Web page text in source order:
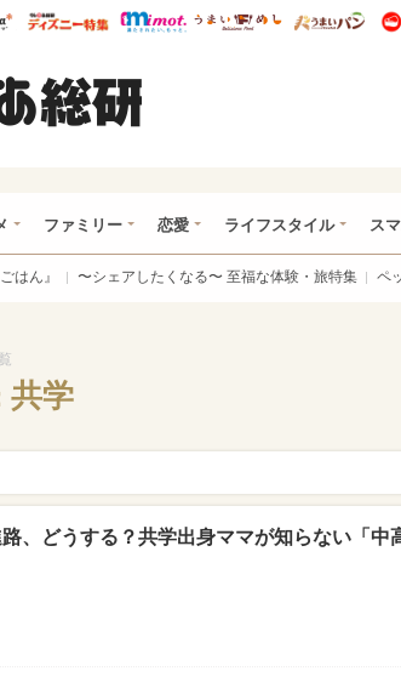
総研
ハピママ* ウレぴあ総研 ディズニー特集
mimot. うまいめし う
ファミリー 恋愛 ライフスタイル ス
はん』 〜シェアしたくなる〜 至福な体験・旅特集 ペ
共学
、どうする？共学出身ママが知らない「中